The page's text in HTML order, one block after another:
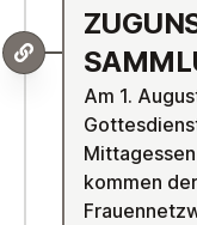
Am 1.
kommen